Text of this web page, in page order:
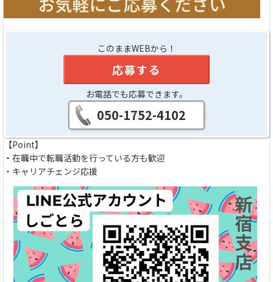
このままWEBから！
応募する
お電話でも応募できます。
050-1752-4102
【Point】
・在職中で転職活動を行っている方も歓迎
・キャリアチェンジ応援